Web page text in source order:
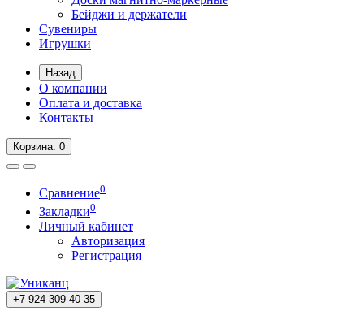
Бейджи и держатели
Сувениры
Игрушки
Назад
О компании
Оплата и доставка
Контакты
Корзина: 0
Сравнение0
Закладки0
Личный кабинет
Авторизация
Регистрация
+7 924 309-40-35